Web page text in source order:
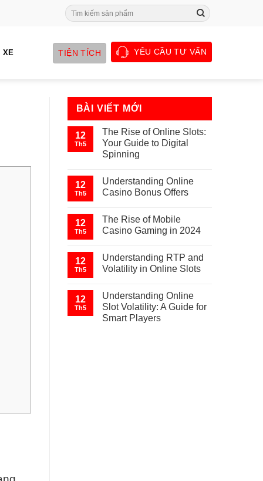
Search
for:
XE TIỆN TÍCH YÊU CẦU TƯ VẤN
BÀI VIẾT MỚI
12
Th5
The Rise of Online Slots:
Your Guide to Digital
Spinning
12
Th5
Understanding Online
Casino Bonus Offers
12
Th5
The Rise of Mobile
Casino Gaming in 2024
12
Th5
Understanding RTP and
Volatility in Online Slots
12
Th5
Understanding Online
Slot Volatility: A Guide for
Smart Players